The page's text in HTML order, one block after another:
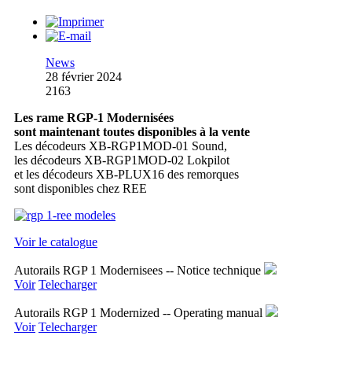
News
28 février 2024
2163
Les rame RGP-1 Modernisées
sont maintenant toutes disponibles à la vente
Les décodeurs XB-RGP1MOD-01 Sound,
les décodeurs XB-RGP1MOD-02 Lokpilot
et les décodeurs XB-PLUX16 des remorques
sont disponibles chez REE
Voir le catalogue
Autorails RGP 1 Modernisees -- Notice technique
Voir Telecharger
Autorails RGP 1 Modernized -- Operating manual
Voir Telecharger